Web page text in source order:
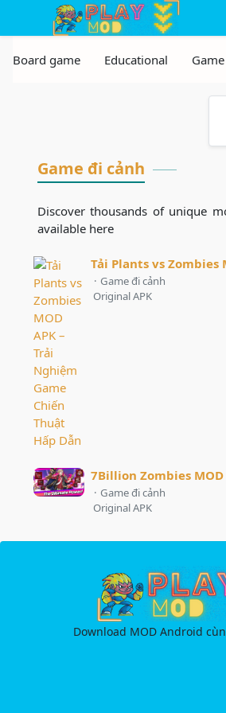
Game đi cảnh
Discover thousands of unique
available here
· Game đi cảnh
Original APK
· Game đi cảnh
Original APK
Download MOD Android